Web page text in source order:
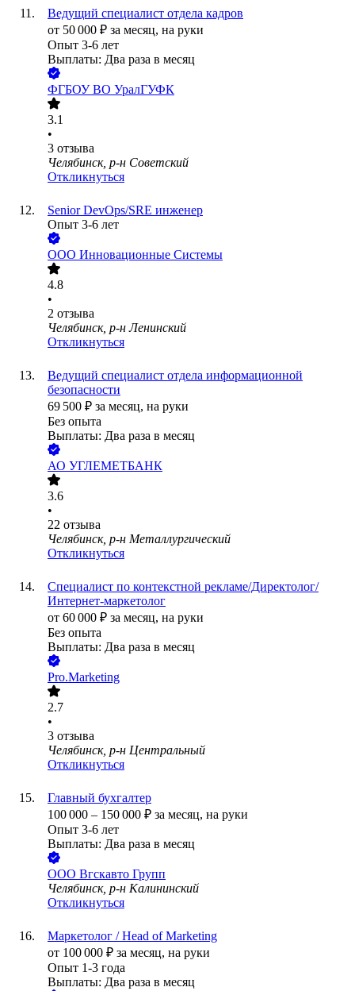
Ведущий специалист отдела кадров
от 50 000 ₽ за месяц, на руки
Опыт 3-6 лет
Выплаты: Два раза в месяц
ФГБОУ ВО УралГУФК
3.1
•
3 отзыва
Челябинск, р-н Советский
Откликнуться
Senior DevOps/SRE инженер
Опыт 3-6 лет
ООО Инновационные Системы
4.8
•
2 отзыва
Челябинск, р-н Ленинский
Откликнуться
Ведущий специалист отдела информационной
безопасности
69 500 ₽ за месяц, на руки
Без опыта
Выплаты: Два раза в месяц
АО УГЛЕМЕТБАНК
3.6
•
22 отзыва
Челябинск, р-н Металлургический
Откликнуться
Специалист по контекстной рекламе/Директолог/
Интернет-маркетолог
от 60 000 ₽ за месяц, на руки
Без опыта
Выплаты: Два раза в месяц
Pro.Marketing
2.7
•
3 отзыва
Челябинск, р-н Центральный
Откликнуться
Главный бухгалтер
100 000 – 150 000 ₽ за месяц, на руки
Опыт 3-6 лет
Выплаты: Два раза в месяц
ООО Вгскавто Групп
Челябинск, р-н Калининский
Откликнуться
Маркетолог / Head of Marketing
от 100 000 ₽ за месяц, на руки
Опыт 1-3 года
Выплаты: Два раза в месяц